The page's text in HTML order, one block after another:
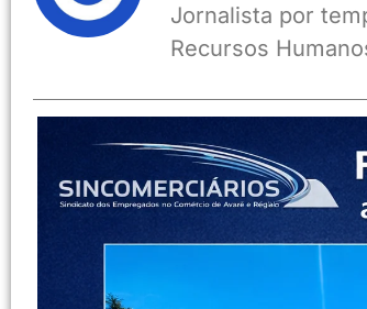
Jornalista por
Recursos